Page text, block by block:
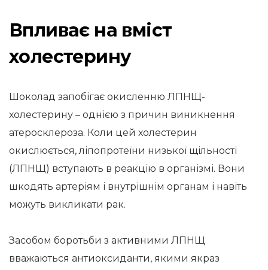
Впливає на вміст
холестерину
Шоколад запобігає окисленню ЛПНЩ-
холестерину – однією з причин виникнення
атеросклероза. Коли цей холестерин
окислюється, ліпопротеїни низької щільності
(ЛПНЩ) вступають в реакцію в організмі. Вони
шкодять артеріям і внутрішнім органам і навіть
можуть викликати рак.
Засобом боротьби з активними ЛПНЩ
вважаються антиоксиданти, якими якраз